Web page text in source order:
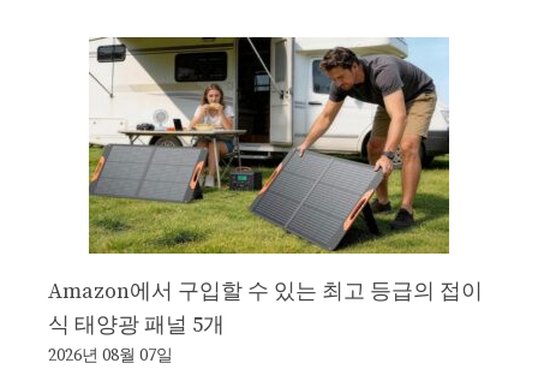
Amazon에서 구입할 수 있는 최고 등급의 접이
식 태양광 패널 5개
2026년 08월 07일